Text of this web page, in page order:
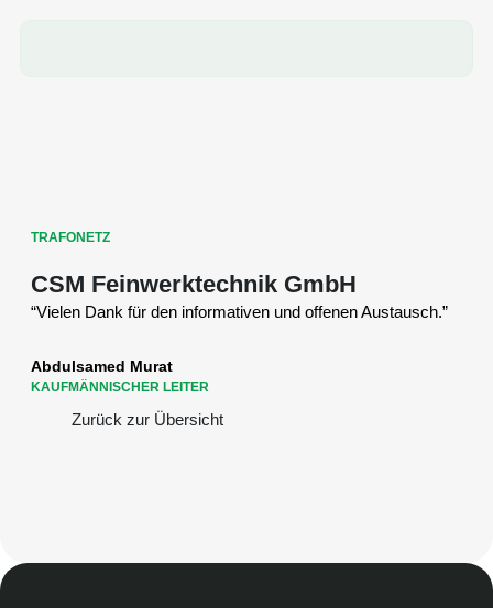
TRAFONETZ
CSM Feinwerktechnik GmbH
“Vielen Dank für den informativen und offenen Austausch.”
Abdulsamed Murat
KAUFMÄNNISCHER LEITER
Zurück zur Übersicht